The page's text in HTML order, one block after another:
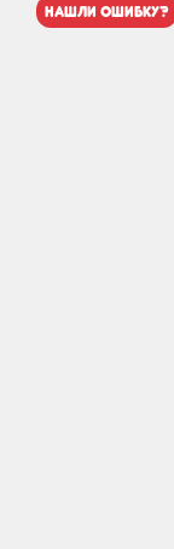
нашли ошибку?